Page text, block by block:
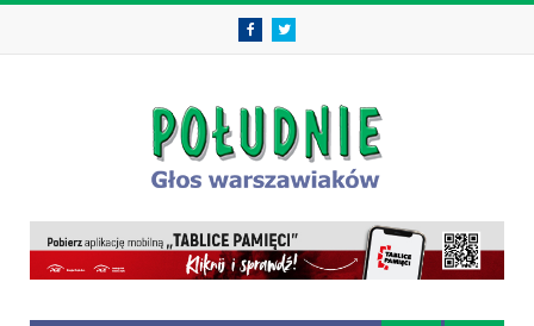
FacebookTwitter